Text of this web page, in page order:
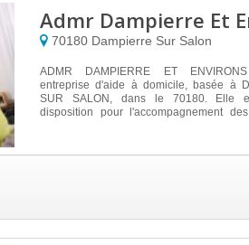
Admr Dampierre Et
70180 Dampierre Sur Salon
ADMR DAMPIERRE ET
entreprise d'aide à domicile, basée à
SUR SALON, dans le 70180. Elle
disposition pour l'accompagnement